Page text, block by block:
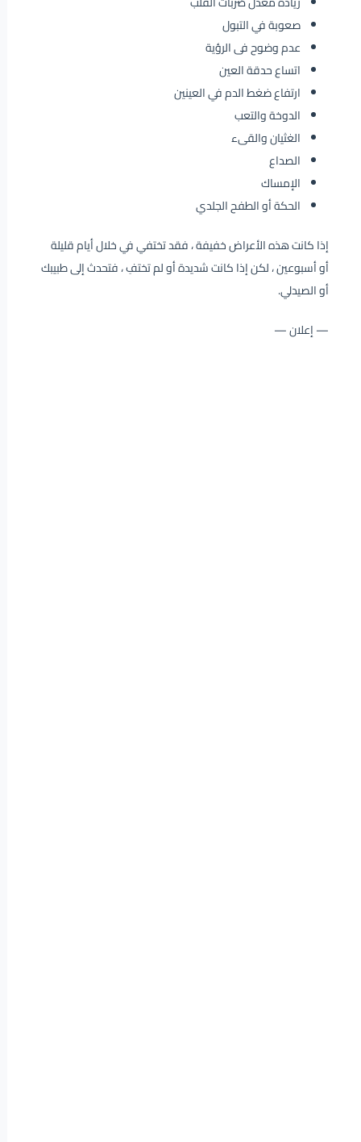
صعوبة في التبول
عدم وضوح فى الرؤية
اتساع حدقة العين
ارتفاع ضغط الدم في العينين
الدوخة والتعب
الغثيان والقىء
الصداع
الإمساك
الحكة أو الطفح الجلدي
إذا كانت هذه الأعراض خفيفة ، فقد تختفي في خلال أيام قليلة
أو أسبوعين ، لكن إذا كانت شديدة أو لم تختفِ ، فتحدث إلى طبيبك
أو الصيدلي.
— إعلان —